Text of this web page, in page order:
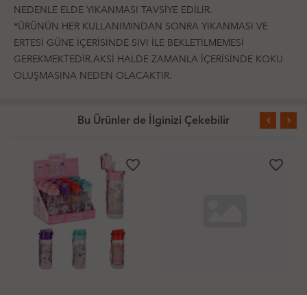
NEDENLE ELDE YIKANMASI TAVSİYE EDİLİR.
*ÜRÜNÜN HER KULLANIMINDAN SONRA YIKANMASI VE
ERTESİ GÜNE İÇERİSİNDE SIVI İLE BEKLETİLMEMESİ
GEREKMEKTEDİR.AKSİ HALDE ZAMANLA İÇERİSİNDE KOKU
OLUŞMASINA NEDEN OLACAKTIR.
Bu Ürünler de İlginizi Çekebilir
favorite_border